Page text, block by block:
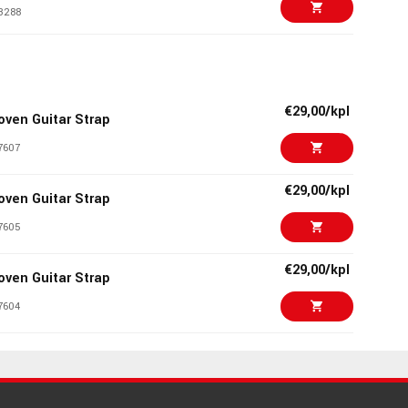
Blocks, Blue, €6,00/pak
€14,30/pak
€8,90/pak
Guitar Strap €29,00/kpl
Guitar Strap €29,00/kpl
Guitar Strap €29,00/kpl